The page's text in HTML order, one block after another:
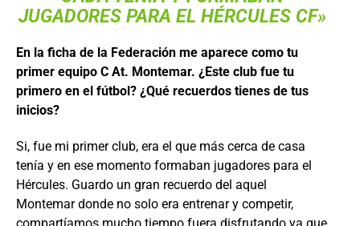
JUGADORES PARA EL HÉRCULES CF»
En la ficha de la Federación me aparece como tu
primer equipo C At. Montemar. ¿Este club fue tu
primero en el fútbol? ¿Qué recuerdos tienes de tus
inicios?
Si, fue mi primer club, era el que más cerca de casa
tenía y en ese momento formaban jugadores para el
Hércules. Guardo un gran recuerdo del aquel
Montemar donde no solo era entrenar y competir,